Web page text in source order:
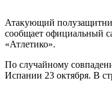
Атакующий
сообщает официальный
«Атлетико».
По случайному
Испании 23 октября. В